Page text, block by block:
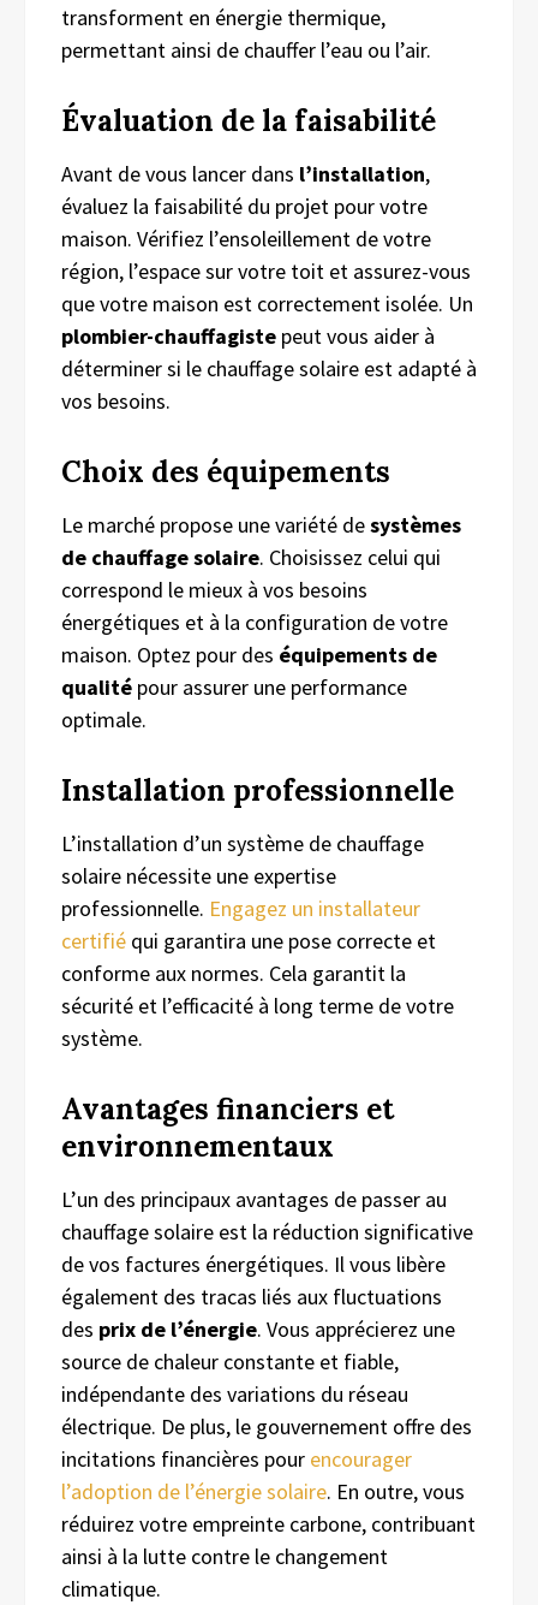
transforment en énergie thermique,
permettant ainsi de chauffer l’eau ou l’air.
Évaluation de la faisabilité
Avant de vous lancer dans l’installation,
évaluez la faisabilité du projet pour votre
maison. Vérifiez l’ensoleillement de votre
région, l’espace sur votre toit et assurez-vous
que votre maison est correctement isolée. Un
plombier-chauffagiste peut vous aider à
déterminer si le chauffage solaire est adapté à
vos besoins.
Choix des équipements
Le marché propose une variété desystèmes
de chauffage solaire. Choisissez celui qui
correspond le mieux à vos besoins
énergétiques et à la configuration de votre
maison. Optez pour des équipements de
qualité pour assurer une performance
optimale.
Installation professionnelle
L’installation d’un système de chauffage
solaire nécessite une expertise
professionnelle. Engagez un installateur
certifié qui garantira une pose correcte et
conforme aux normes. Cela garantit la
sécurité et l’efficacité à long terme de votre
système.
Avantages financiers et
environnementaux
L’un des principaux avantages de passer au
chauffage solaire est la réduction significative
de vos factures énergétiques. Il vous libère
également des tracas liés aux fluctuations
des prix de l’énergie. Vous apprécierez une
source de chaleur constante et fiable,
indépendante des variations du réseau
électrique. De plus, le gouvernement offre des
incitations financières pour encourager
l’adoption de l’énergie solaire. En outre, vous
réduirez votre empreinte carbone, contribuant
ainsi à la lutte contre le changement
climatique.